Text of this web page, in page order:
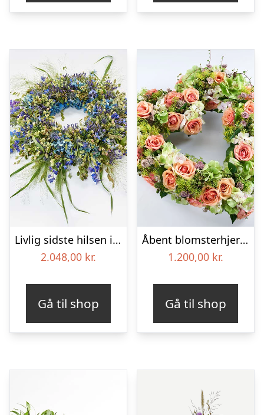
Livlig sidste hilsen i blå – Blomster til begravelse
2.048,00 kr.
Gå til shop
Åbent blomsterhjerte, floristens valg – Blomster til begravelse
1.200,00 kr.
Gå til shop